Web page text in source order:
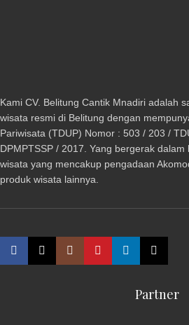
Kami CV. Belitung Cantik Mnadiri adalah
wisata resmi di Belitung dengan
Pariwisata (TDUP) Nomor : 503 / 203 /
DPMPTSSP / 2017. Yang bergerak
wisata yang mencakup pengadaan
produk wisata lainnya.
Partner